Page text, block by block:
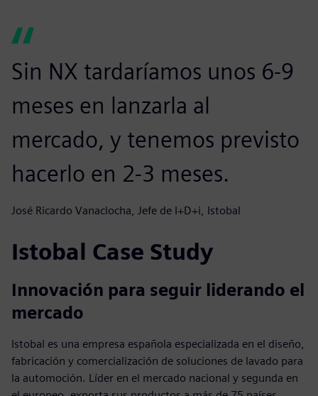
Sin NX tardaríamos unos 6-9
meses en lanzarla al
mercado, y tenemos previsto
hacerlo en 2-3 meses.
José Ricardo Vanaclocha, Jefe de I+D+i, Istobal
Istobal Case Study
Innovación para seguir liderando el
mercado
Istobal es una empresa española especializada en el diseño,
fabricación y comercialización de soluciones de lavado para
la automoción. Líder en el mercado nacional y segunda en